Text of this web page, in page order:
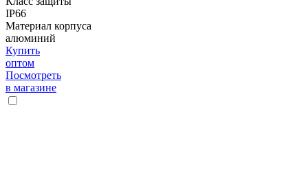
IP66
Материал корпуса
алюминий
Купить
оптом
Посмотреть
в магазине